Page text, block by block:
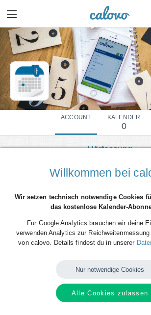
ACCOUNT KALENDER
0
Hörfassung
Show more details
Willkommen bei
Wir setzen technisch notwendige Cookies
das kostenlose Kalender-
Für Google Analytics brauchen wir deine
verwenden Analytics zur
von calovo. Details findest du in unserer
Nur notwendige Cookies
Alle Cookies zulassen